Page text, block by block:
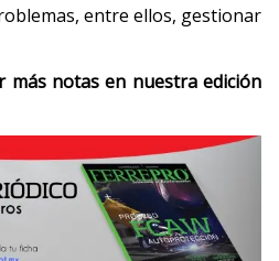
entre ellos, gestionar
más notas en nuestra edición